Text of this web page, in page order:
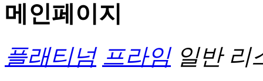
메인페이지
플래티넘 프라임 일반 리